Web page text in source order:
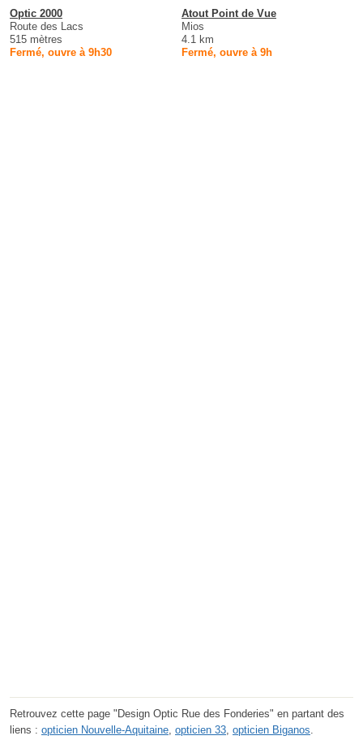
Optic 2000
Route des Lacs
515 mètres
Fermé, ouvre à 9h30
Atout Point de Vue
Mios
4.1 km
Fermé, ouvre à 9h
Retrouvez cette page "Design Optic Rue des Fonderies" en partant des
liens : opticien Nouvelle-Aquitaine, opticien 33, opticien Biganos.